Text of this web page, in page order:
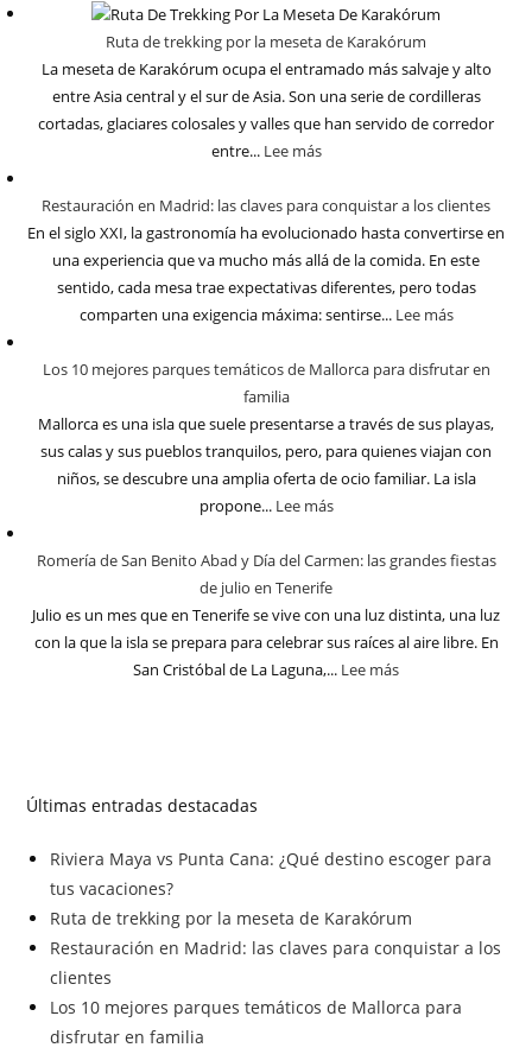
Ruta de trekking por la meseta de Karakórum
La meseta de Karakórum ocupa el entramado más salvaje y alto
entre Asia central y el sur de Asia. Son una serie de cordilleras
cortadas, glaciares colosales y valles que han servido de corredor
entre... Lee más
Restauración en Madrid: las claves para conquistar a los clientes
En el siglo XXI, la gastronomía ha evolucionado hasta convertirse en
una experiencia que va mucho más allá de la comida. En este
sentido, cada mesa trae expectativas diferentes, pero todas
comparten una exigencia máxima: sentirse... Lee más
Los 10 mejores parques temáticos de Mallorca para disfrutar en
familia
Mallorca es una isla que suele presentarse a través de sus playas,
sus calas y sus pueblos tranquilos, pero, para quienes viajan con
niños, se descubre una amplia oferta de ocio familiar. La isla
propone... Lee más
Romería de San Benito Abad y Día del Carmen: las grandes fiestas
de julio en Tenerife
Julio es un mes que en Tenerife se vive con una luz distinta, una luz
con la que la isla se prepara para celebrar sus raíces al aire libre. En
San Cristóbal de La Laguna,... Lee más
Últimas entradas destacadas
Riviera Maya vs Punta Cana: ¿Qué destino escoger para
tus vacaciones?
Ruta de trekking por la meseta de Karakórum
Restauración en Madrid: las claves para conquistar a los
clientes
Los 10 mejores parques temáticos de Mallorca para
disfrutar en familia